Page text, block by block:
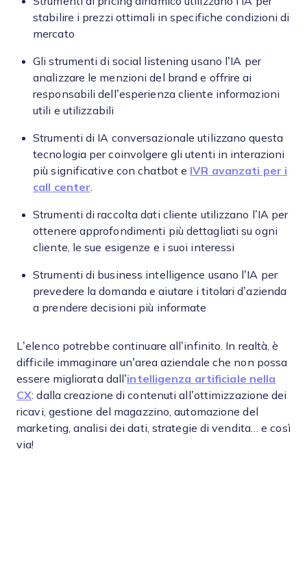
stabilire i prezzi ottimali in specifiche condizioni di
mercato
Gli strumenti di social listening usano l’IA per
analizzare le menzioni del brand e offrire ai
responsabili dell’esperienza cliente informazioni
utili e utilizzabili
Strumenti di IA conversazionale utilizzano questa
tecnologia per coinvolgere gli utenti in interazioni
più significative con chatbot e IVR avanzati per i
call center
Strumenti di raccolta dati cliente utilizzano l’IA per
ottenere approfondimenti più dettagliati su ogni
cliente, le sue esigenze e i suoi interessi
Strumenti di business intelligence usano l’IA per
prevedere la domanda e aiutare i titolari d’azienda
a prendere decisioni più informate
L’elenco potrebbe continuare all’infinito. In realtà, è
difficile immaginare un’area aziendale che non possa
essere migliorata dall’intelligenza artificiale nella
CX: dalla creazione di contenuti all’ottimizzazione dei
ricavi, gestione del magazzino, automazione del
marketing, analisi dei dati, strategie di vendita… e così
via!